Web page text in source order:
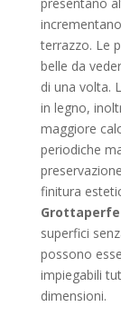
terrazzo. Le
belle da
di una volta.
in legno,
maggiore
periodiche
finitura
superfici
possono
impiegabili
dimensioni.